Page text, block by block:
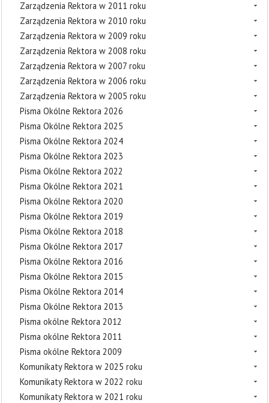
Zarządzenia Rektora w 2011 roku
Zarządzenia Rektora w 2010 roku
Zarządzenia Rektora w 2009 roku
Zarządzenia Rektora w 2008 roku
Zarządzenia Rektora w 2007 roku
Zarządzenia Rektora w 2006 roku
Zarządzenia Rektora w 2005 roku
Pisma Okólne Rektora 2026
Pisma Okólne Rektora 2025
Pisma Okólne Rektora 2024
Pisma Okólne Rektora 2023
Pisma Okólne Rektora 2022
Pisma Okólne Rektora 2021
Pisma Okólne Rektora 2020
Pisma Okólne Rektora 2019
Pisma Okólne Rektora 2018
Pisma Okólne Rektora 2017
Pisma Okólne Rektora 2016
Pisma Okólne Rektora 2015
Pisma Okólne Rektora 2014
Pisma Okólne Rektora 2013
Pisma okólne Rektora 2012
Pisma okólne Rektora 2011
Pisma okólne Rektora 2009
Komunikaty Rektora w 2025 roku
Komunikaty Rektora w 2022 roku
Komunikaty Rektora w 2021 roku